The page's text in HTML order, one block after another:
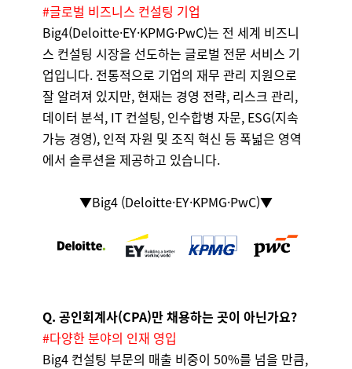
#글로벌 비즈니스 컨설팅 기업
Big4(Deloitte·EY·KPMG·PwC)는 전 세계 비즈니
스 컨설팅 시장을 선도하는 글로벌 전문 서비스 기
업입니다. 전통적으로 기업의 재무 관리 지원으로
잘 알려져 있지만, 현재는 경영 전략, 리스크 관리,
데이터 분석, IT 컨설팅, 인수합병 자문, ESG(지속
가능 경영), 인적 자원 및 조직 혁신 등 폭넓은 영역
에서 솔루션을 제공하고 있습니다.
▼Big4 (Deloitte·EY·KPMG·PwC)▼
Q. 공인회계사(CPA)만 채용하는 곳이 아닌가요?
#다양한 분야의 인재 영입
Big4 컨설팅 부문의 매출 비중이 50%를 넘을 만큼,